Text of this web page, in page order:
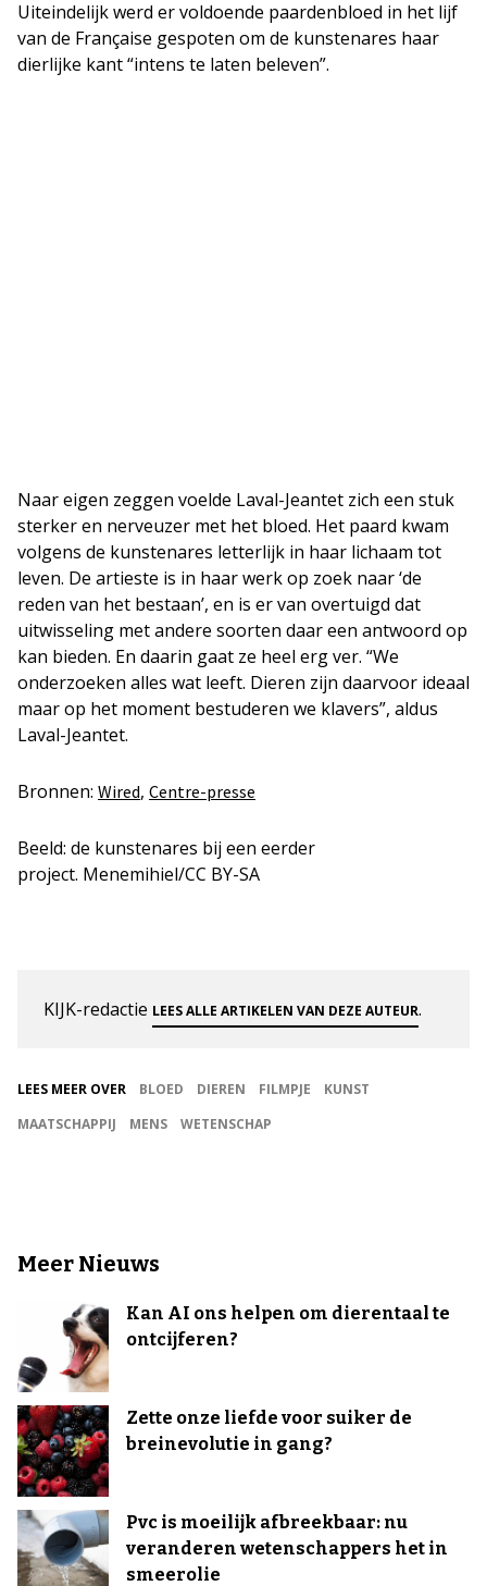
Uiteindelijk werd er voldoende paardenbloed in het lijf
van de Française gespoten om de kunstenares haar
dierlijke kant “intens te laten beleven”.
Naar eigen zeggen voelde Laval-Jeantet zich een stuk
sterker en nerveuzer met het bloed. Het paard kwam
volgens de kunstenares letterlijk in haar lichaam tot
leven. De artieste is in haar werk op zoek naar ‘de
reden van het bestaan’, en is er van overtuigd dat
uitwisseling met andere soorten daar een antwoord op
kan bieden. En daarin gaat ze heel erg ver. “We
onderzoeken alles wat leeft. Dieren zijn daarvoor ideaal
maar op het moment bestuderen we klavers”, aldus
Laval-Jeantet.
Bronnen: Wired, Centre-presse
Beeld: de kunstenares bij een eerder
project. Menemihiel/CC BY-SA
KIJK-redactie LEES ALLE ARTIKELEN VAN DEZE AUTEUR.
LEES MEER OVER BLOED DIEREN FILMPJE
KUNST
MAATSCHAPPIJ
MENS WETENSCHAP
Meer Nieuws
Kan AI ons helpen om dierentaal te
ontcijferen?
Zette onze liefde voor suiker de
breinevolutie in gang?
Pvc is moeilijk afbreekbaar: nu
veranderen wetenschappers het in
smeerolie